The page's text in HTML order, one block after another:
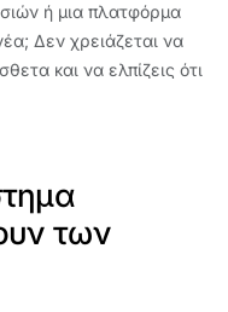
ή μια πλατφόρμα
Δεν χρειάζεται να
και να ελπίζεις ότι
των